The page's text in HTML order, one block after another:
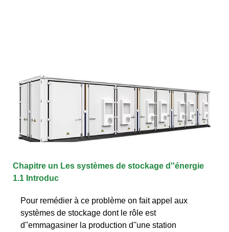
Chapitre un Les systèmes de stockage d''énergie
1.1 Introduc
Pour remédier à ce problème on fait appel aux
systèmes de stockage dont le rôle est
d''emmagasiner la production d''une station